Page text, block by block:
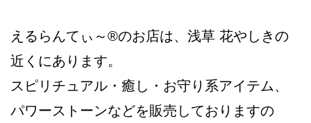
えるらんてぃ～®のお店は、浅草 花やしきの
近くにあります。
スピリチュアル・癒し・お守り系アイテム、
パワーストーンなどを販売しておりますの